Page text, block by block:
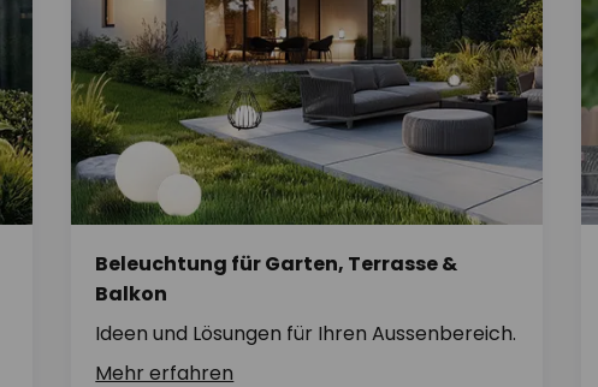
Beleuchtung für Garten, Terrasse &
Balkon
Ideen und Lösungen für Ihren Aussenbereich.
Mehr erfahren